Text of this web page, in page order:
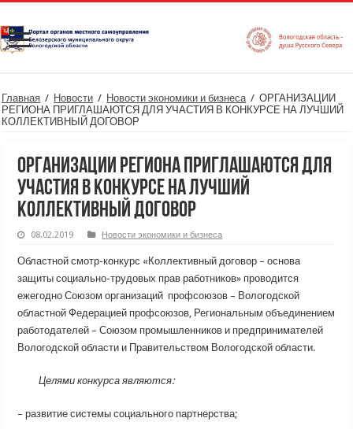
Главная / Новости / Новости экономики и бизнеса / ОРГАНИЗАЦИИ
РЕГИОНА ПРИГЛАШАЮТСЯ ДЛЯ УЧАСТИЯ В КОНКУРСЕ НА ЛУЧШИЙ
КОЛЛЕКТИВНЫЙ ДОГОВОР
ОРГАНИЗАЦИИ РЕГИОНА ПРИГЛАШАЮТСЯ ДЛЯ
УЧАСТИЯ В КОНКУРСЕ НА ЛУЧШИЙ
КОЛЛЕКТИВНЫЙ ДОГОВОР
08.02.2019 Новости экономики и бизнеса
Областной смотр-конкурс «Коллективный договор – основа
защиты социально-трудовых прав работников» проводится
ежегодно Союзом организаций профсоюзов – Вологодской
областной Федерацией профсоюзов, Региональным объединением
работодателей – Союзом промышленников и предпринимателей
Вологодской области и Правительством Вологодской области.
Целями конкурса являются:
– развитие системы социального партнерства;